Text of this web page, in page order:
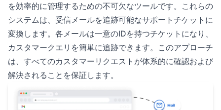
を効率的に管理するための不可欠なツールです。これらの
システムは、受信メールを追跡可能なサポートチケットに
変換します。各メールは一意のIDを持つチケットになり、
カスタマークエリを簡単に追跡できます。このアプローチ
は、すべてのカスタマーリクエストが体系的に確認および
解決されることを保証します。